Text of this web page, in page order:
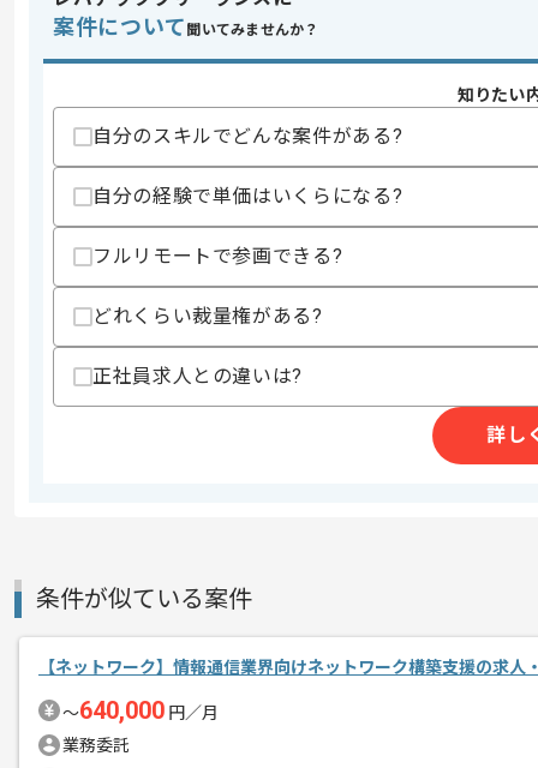
特徴
求めるスキル
・Configの実装経験
・VDOMの設定経験
・インターネットVPNのBGP接続構築経
歓迎スキル
スキルに不安がある方へ
上記に似た経験やスキルをお持ちであれば申
エージェントからのコ
メント
世界約80拠点ものネットワーク構築を
案件について 聞いてみませんか？
知りたい
自分のスキルでどんな案件がある?
自分の経験で単価はいくらになる?
フルリモートで参画できる?
どれくらい裁量権がある?
正社員求人との違いは?
詳し
条件が似ている案件
【ネットワーク】情報通信業界向けネットワーク構築支援の求人
〜640,000 円／月
業務委託